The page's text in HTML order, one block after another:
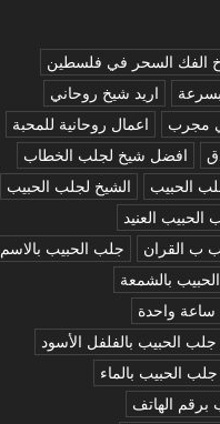
الفك السحر في فلسطين
اريد شيخ روحاني
مجرب
اعمال روحانية للمحبة
افضل شيخ لجلب الخطاب
الحبيب
الشيخ لجلب الحبيب
الحبيب العنيد
ب القران
جلب الحبيب بالاسم
بالشمعة
ساعة واحدة
جلب الحبيب بالفلفل الأسود
جلب الحبيب بالماء
برقم الهاتف